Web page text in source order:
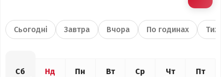
Сьогодні Завтра Вчора По годинах
Сб Нд Пн Вт Ср Чт Пт